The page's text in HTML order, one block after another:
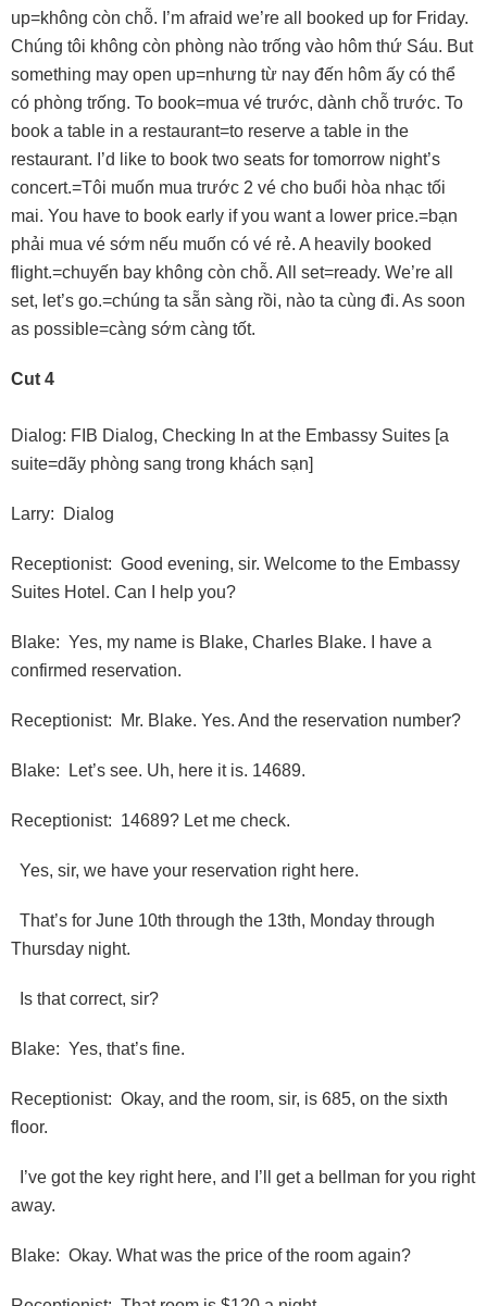
up=không còn chỗ. I’m afraid we’re all booked up for Friday.
Chúng tôi không còn phòng nào trống vào hôm thứ Sáu. But
something may open up=nhưng từ nay đến hôm ấy có thể
có phòng trống. To book=mua vé trước, dành chỗ trước. To
book a table in a restaurant=to reserve a table in the
restaurant. I’d like to book two seats for tomorrow night’s
concert.=Tôi muốn mua trước 2 vé cho buổi hòa nhạc tối
mai. You have to book early if you want a lower price.=bạn
phải mua vé sớm nếu muốn có vé rẻ. A heavily booked
flight.=chuyến bay không còn chỗ. All set=ready. We’re all
set, let’s go.=chúng ta sẵn sàng rồi, nào ta cùng đi. As soon
as possible=càng sớm càng tốt.
Cut 4
Dialog: FIB Dialog, Checking In at the Embassy Suites [a
suite=dãy phòng sang trong khách sạn]
Larry: Dialog
Receptionist: Good evening, sir. Welcome to the Embassy
Suites Hotel. Can I help you?
Blake: Yes, my name is Blake, Charles Blake. I have a
confirmed reservation.
Receptionist: Mr. Blake. Yes. And the reservation number?
Blake: Let’s see. Uh, here it is. 14689.
Receptionist: 14689? Let me check.
Yes, sir, we have your reservation right here.
That’s for June 10th through the 13th, Monday through
Thursday night.
Is that correct, sir?
Blake: Yes, that’s fine.
Receptionist: Okay, and the room, sir, is 685, on the sixth
floor.
I’ve got the key right here, and I’ll get a bellman for you right
away.
Blake: Okay. What was the price of the room again?